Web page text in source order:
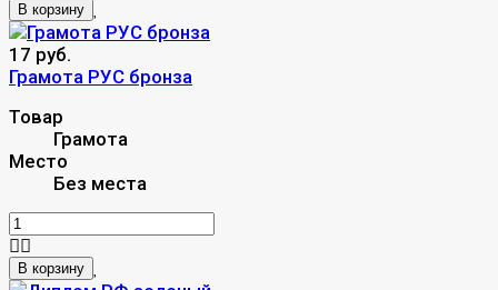
В корзину
17 руб.
Грамота РУС бронза
Товар
Грамота
Место
Без места
В корзину